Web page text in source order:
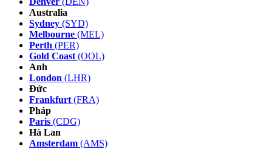
Australia
Sydney (SYD)
Melbourne (MEL)
Perth (PER)
Gold Coast (OOL)
Anh
London (LHR)
Đức
Frankfurt (FRA)
Pháp
Paris (CDG)
Hà Lan
Amsterdam (AMS)